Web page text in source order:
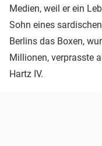
Medien, weil er ein
Sohn eines
Berlins das Boxen,
Millionen, verprasste
Hartz IV.